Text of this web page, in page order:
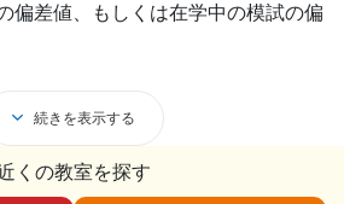
偏差値、もしくは在学中の模試の偏
続きを表示する
くの教室を探す